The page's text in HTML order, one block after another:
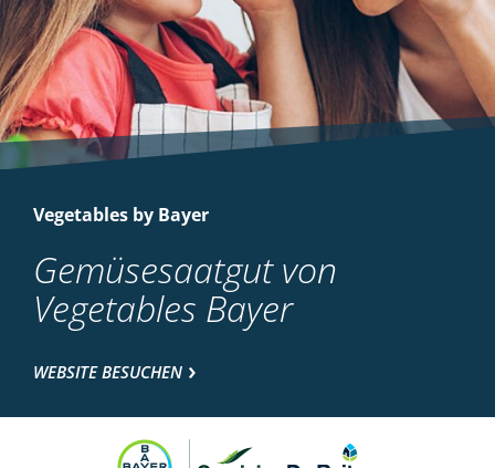
Vegetables by Bayer
Gemüsesaatgut von
Vegetables Bayer
WEBSITE BESUCHEN